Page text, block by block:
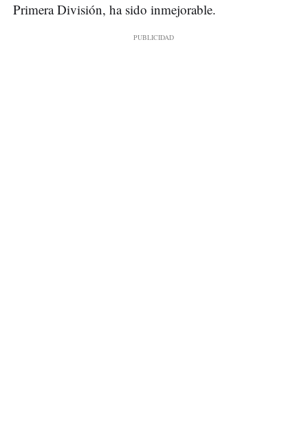
Primera División, ha sido inmejorable.